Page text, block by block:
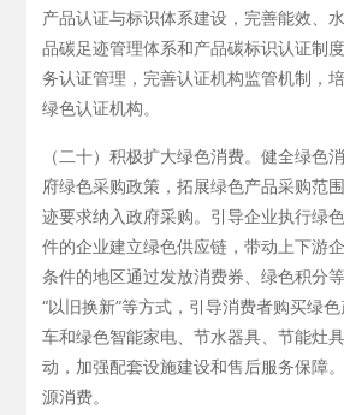
产品认证与标识体系建设，完善能效、
品碳足迹管理体系和产品碳标识认证制
务认证管理，完善认证机构监管机制，
绿色认证机构。
（二十）积极扩大绿色消费。健全绿色
府绿色采购政策，拓展绿色产品采购范
迹要求纳入政府采购。引导企业执行绿
件的企业建立绿色供应链，带动上下游
条件的地区通过发放消费券、绿色积分
“以旧换新”等方式，引导消费者购买绿
车和绿色智能家电、节水器具、节能灶
动，加强配套设施建设和售后服务保障
源消费。